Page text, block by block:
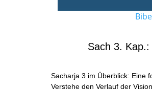
Sach 3.
Sacharja 3 im Überblick: Eine
Verstehe den Verlauf der